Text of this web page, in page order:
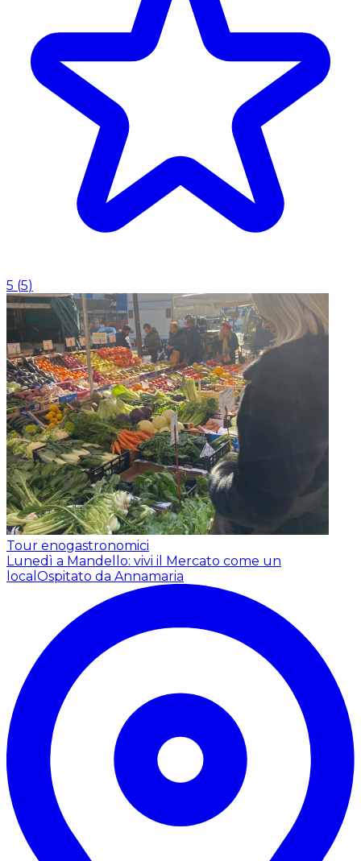
5 (5)
Tour enogastronomici
Lunedì a Mandello: vivi il Mercato come un
local Ospitato da Annamaria